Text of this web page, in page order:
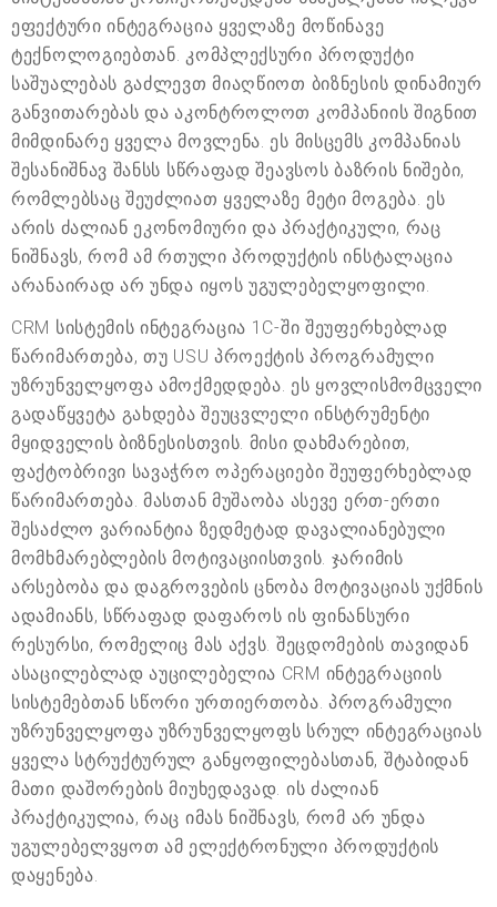
ეფექტური ინტეგრაცია ყველაზე მოწინავე
ტექნოლოგიებთან. კომპლექსური პროდუქტი
საშუალებას გაძლევთ მიაღწიოთ ბიზნესის დინამიურ
განვითარებას და აკონტროლოთ კომპანიის შიგნით
მიმდინარე ყველა მოვლენა. ეს მისცემს კომპანიას
შესანიშნავ შანსს სწრაფად შეავსოს ბაზრის ნიშები,
რომლებსაც შეუძლიათ ყველაზე მეტი მოგება. ეს
არის ძალიან ეკონომიური და პრაქტიკული, რაც
ნიშნავს, რომ ამ რთული პროდუქტის ინსტალაცია
არანაირად არ უნდა იყოს უგულებელყოფილი.
CRM სისტემის ინტეგრაცია 1C-ში შეუფერხებლად
წარიმართება, თუ USU პროექტის პროგრამული
უზრუნველყოფა ამოქმედდება. ეს ყოვლისმომცველი
გადაწყვეტა გახდება შეუცვლელი ინსტრუმენტი
მყიდველის ბიზნესისთვის. მისი დახმარებით,
ფაქტობრივი სავაჭრო ოპერაციები შეუფერხებლად
წარიმართება. მასთან მუშაობა ასევე ერთ-ერთი
შესაძლო ვარიანტია ზედმეტად დავალიანებული
მომხმარებლების მოტივაციისთვის. ჯარიმის
არსებობა და დაგროვების ცნობა მოტივაციას უქმნის
ადამიანს, სწრაფად დაფაროს ის ფინანსური
რესურსი, რომელიც მას აქვს. შეცდომების თავიდან
ასაცილებლად აუცილებელია CRM ინტეგრაციის
სისტემებთან სწორი ურთიერთობა. პროგრამული
უზრუნველყოფა უზრუნველყოფს სრულ ინტეგრაციას
ყველა სტრუქტურულ განყოფილებასთან, შტაბიდან
მათი დაშორების მიუხედავად. ის ძალიან
პრაქტიკულია, რაც იმას ნიშნავს, რომ არ უნდა
უგულებელვყოთ ამ ელექტრონული პროდუქტის
დაყენება.